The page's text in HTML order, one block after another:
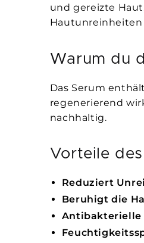
und gereizte
Warum du
Das Serum
regenerierend
nachhaltig.
Vorteile
Reduziert
Beruhigt die
Antibakterielle